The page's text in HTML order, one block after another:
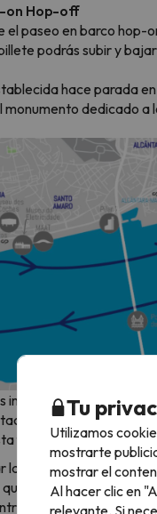
on Hop-off
el paseo en barco hop-
podrás subir y
hace parada
monumento dedicado a
imprescindible que
Sur-Sureste en
finalizar la actividad.
la actividad en 3
la empieces en la
Tu
Utilizamos
mostrarte
mostrar el
Al hacer clic en
relevante. Si